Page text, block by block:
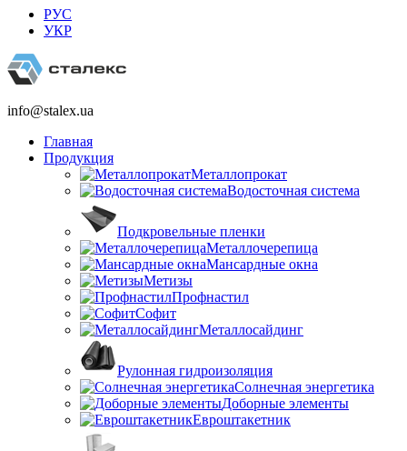
РУС
УКР
info@stalex.ua
Главная
Продукция
Металлопрокат
Водосточная система
Подкровельные пленки
Металлочерепица
Мансардные окна
Метизы
Профнастил
Софит
Металлосайдинг
Рулонная гидроизоляция
Солнечная энергетика
Доборные элементы
Евроштакетник